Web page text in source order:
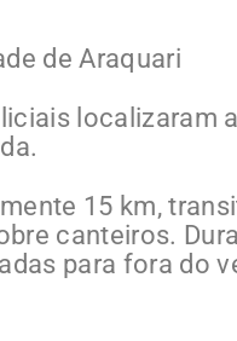
de Araquari
localizaram
15 km,
canteiros.
para fora do